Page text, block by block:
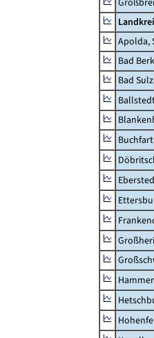
Apolda,
Bad
Bad
Buchfart